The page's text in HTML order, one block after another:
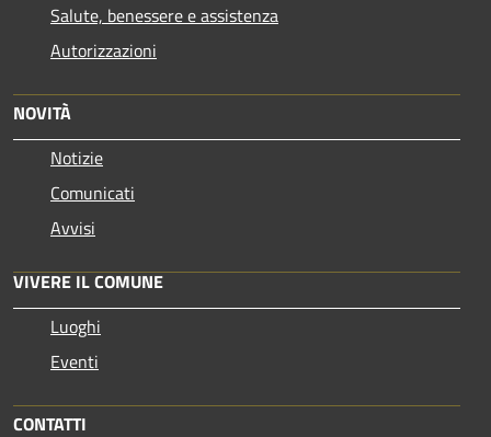
Salute, benessere e assistenza
Autorizzazioni
NOVITÀ
Notizie
Comunicati
Avvisi
VIVERE IL COMUNE
Luoghi
Eventi
CONTATTI